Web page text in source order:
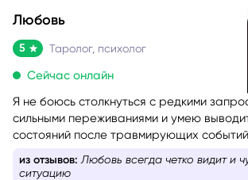
Любовь
5 Таролог, психолог
Сейчас онлайн
Я не боюсь столкнуться с редкими
сильными переживаниями и умею
состояний после травмирующих
поддержку. Как психолог я помогаю с
из отзывов: Любовь всегда четко видит и
ситуацию